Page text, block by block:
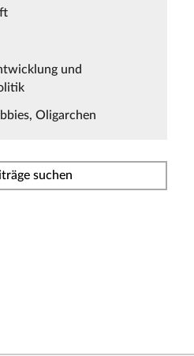
und
Oligarchen
suchen